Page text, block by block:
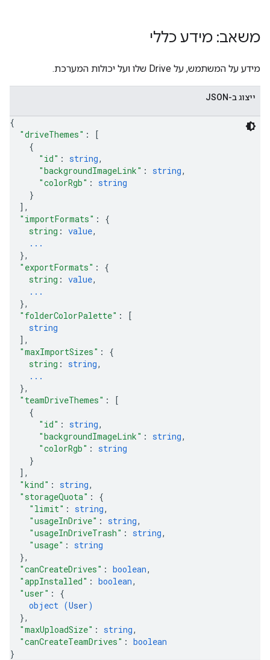
משאב: מידע כללי
מידע על המשתמש, על Drive שלו ועל יכולות המערכת.
ייצוג ב-JSON
{
"driveThemes" :
[
{
"id" : string,
"backgroundImageLink" : string,
"colorRgb" : string
}
] ,
"importFormats" : {
string : value,
...
},
"exportFormats" : {
string : value,
...
},
"folderColorPalette" :
[
string
] ,
"maxImportSizes" : {
string : string,
...
},
"teamDriveThemes" :
[
{
"id" : string,
"backgroundImageLink" : string,
"colorRgb" : string
}
] ,
"kind" : string,
"storageQuota" : {
"limit" : string,
"usageInDrive" : string,
"usageInDriveTrash" : string,
"usage" : string
},
"canCreateDrives" : boolean,
"appInstalled" : boolean,
"user" : {
object (User)
},
"maxUploadSize" : string,
"canCreateTeamDrives" : boolean
}